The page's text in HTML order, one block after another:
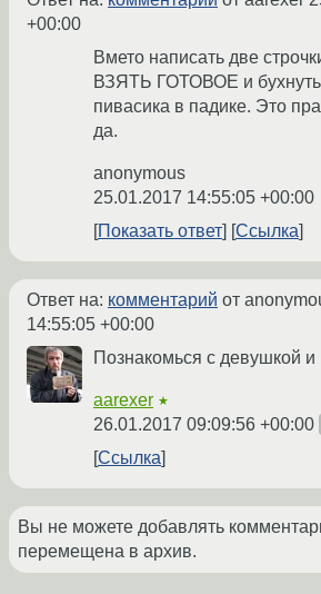
+00:00
Вмето написать две
ВЗЯТЬ ГОТОВОЕ и бухнуть
пивасика в падике. Это
да.
anonymous
25.01.2017 14:55:05 +00:00
Показать ответ
Ссылка
Ответ на: комментарий от
14:55:05 +00:00
Познакомься с девушкой и
aarexer ★
26.01.2017 09:09:56 +00:00
Ссылка
Вы не можете добавлять
перемещена в архив.